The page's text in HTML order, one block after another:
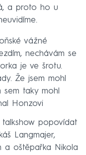
a proto ho u
vážné
nechávám se
je ve šrotu.
Že jsem mohl
taky mohl
Honzovi
popovídat
Langmajer,
a oštěpařka Nikola